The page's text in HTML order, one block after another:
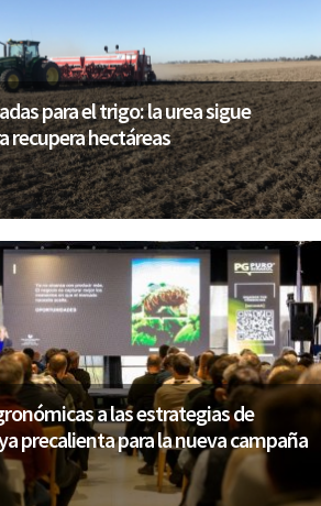
para el trigo: la urea sigue
recupera hectáreas
a las estrategias de
precalienta para la nueva campaña